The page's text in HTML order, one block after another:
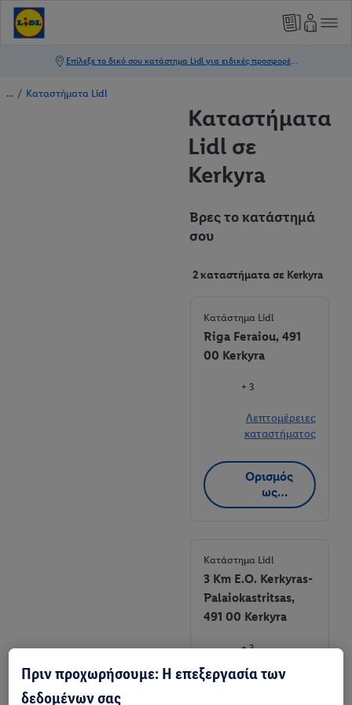
/ Καταστήματα Lidl
Καταστήματα
Lidl σε
Kerkyra
Βρες το κατάστημά
σου
2 καταστήματα σε Kerkyra
Κατάστημα Lidl
Riga Feraiou, 491
00 Kerkyra
+ 3
Λεπτομέρειες
καταστήματος
Ορισμός
ως
αγαπημέν
Κατάστημα Lidl
3 Km E.O. Kerkyras-
Palaiokastritsas,
491 00 Kerkyra
+ 3
Λεπτομέρειες
Πριν προχωρήσουμε: Η επεξεργασία των
δεδομένων σας